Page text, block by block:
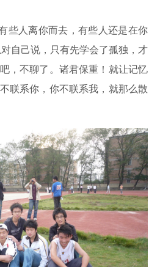
些人离你而去，有些人还是在你
自己说，只有先学会了孤独，才
，不聊了。诸君保重！就让记忆
联系你，你不联系我，就那么散